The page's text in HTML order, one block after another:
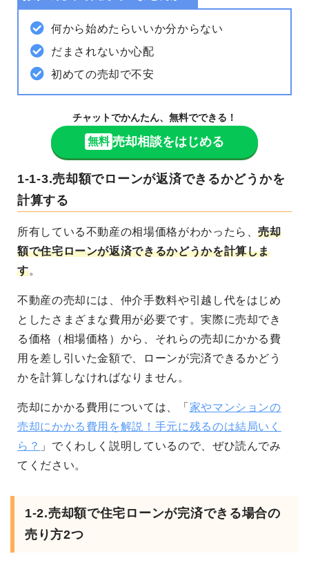
何から始めたらいいか分からない
だまされないか心配
初めての売却で不安
チャットでかんたん、無料でできる！
無料 売却相談をはじめる
1-1-3.売却額でローンが返済できるかどうかを
計算する
所有している不動産の相場価格がわかったら、売却
額で住宅ローンが返済できるかどうかを計算しま
す。
不動産の売却には、仲介手数料や引越し代をはじめ
としたさまざまな費用が必要です。実際に売却でき
る価格（相場価格）から、それらの売却にかかる費
用を差し引いた金額で、ローンが完済できるかどう
かを計算しなければなりません。
売却にかかる費用については、「 家やマンションの
売却にかかる費用を解説！手元に残るのは結局いく
ら？ 」でくわしく説明しているので、ぜひ読んでみ
てください。
1-2.売却額で住宅ローンが完済できる場合の
売り方2つ